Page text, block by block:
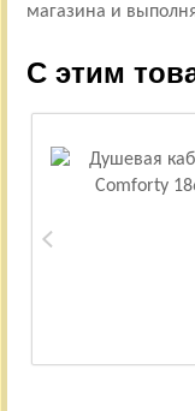
магазина и
С этим